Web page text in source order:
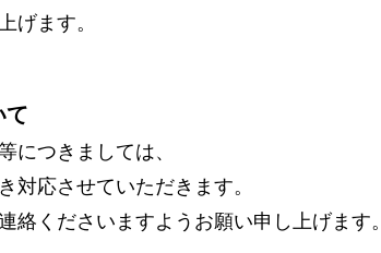
げます。
て
につきましては、
対応させていただきます。
くださいますようお願い申し上げます。